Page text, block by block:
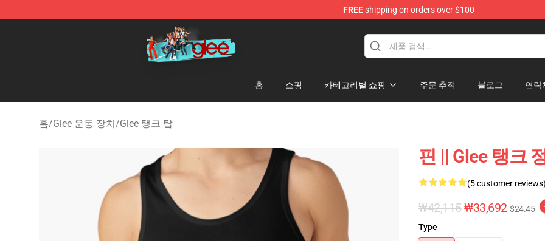
FREEshipping on orders over $100
Glee Store - Official Glee Merchandise Shop
홈 쇼핑 카테고리별 쇼핑 주문 추적 블로그 연락
홈/Glee 운동 장치/Glee 탱크 탑
핀 || Glee 탱크
(5 customer
₩42,115₩33,692 $24.45
Type